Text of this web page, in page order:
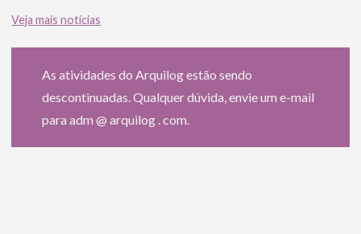
Veja mais notícias
As atividades do Arquilog estão sendo
descontinuadas. Qualquer dúvida, envie um e-mail
para adm @ arquilog . com.